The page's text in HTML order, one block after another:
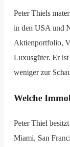
Peter Thiels
in den USA und
Aktienportfolio,
Luxusgüter. Er
weniger zur
Welche
Peter Thiel
Miami, San